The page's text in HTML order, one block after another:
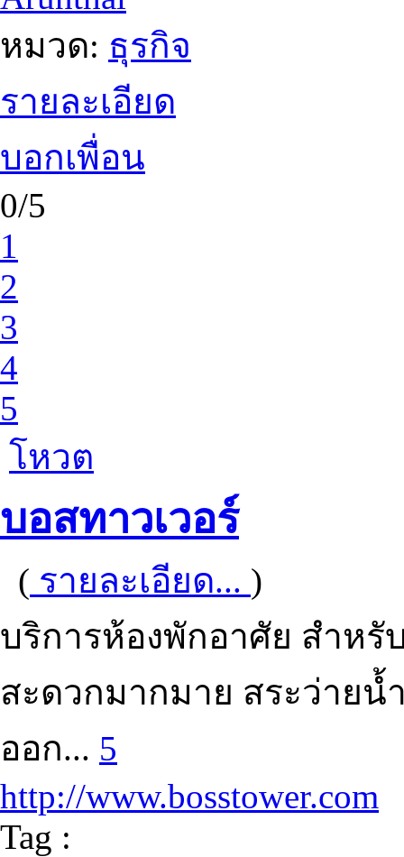
หมวด: ธุรกิจ
รายละเอียด
บอกเพื่อน
0/5
1
2
3
4
5
โหวต
บอสทาวเวอร์
( รายละเอียด... )
บริการห้องพักอาศัย สำหรั
สะดวกมากมาย สระว่าย
ออก... 5
http://www.bosstower.com
Tag :